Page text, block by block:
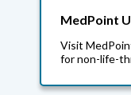
MedPoint
Visit
for non-life-